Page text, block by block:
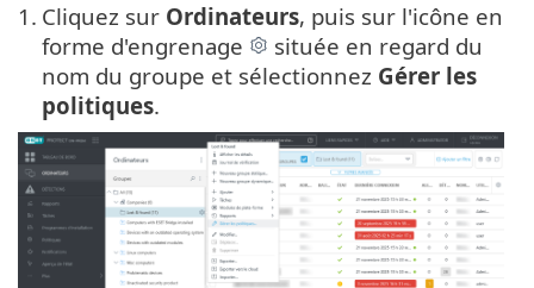
1. Cliquez sur Ordinateurs, puis sur l'icône en
forme d'engrenage
située en regard du
nom du groupe et sélectionnez Gérer les
politiques.